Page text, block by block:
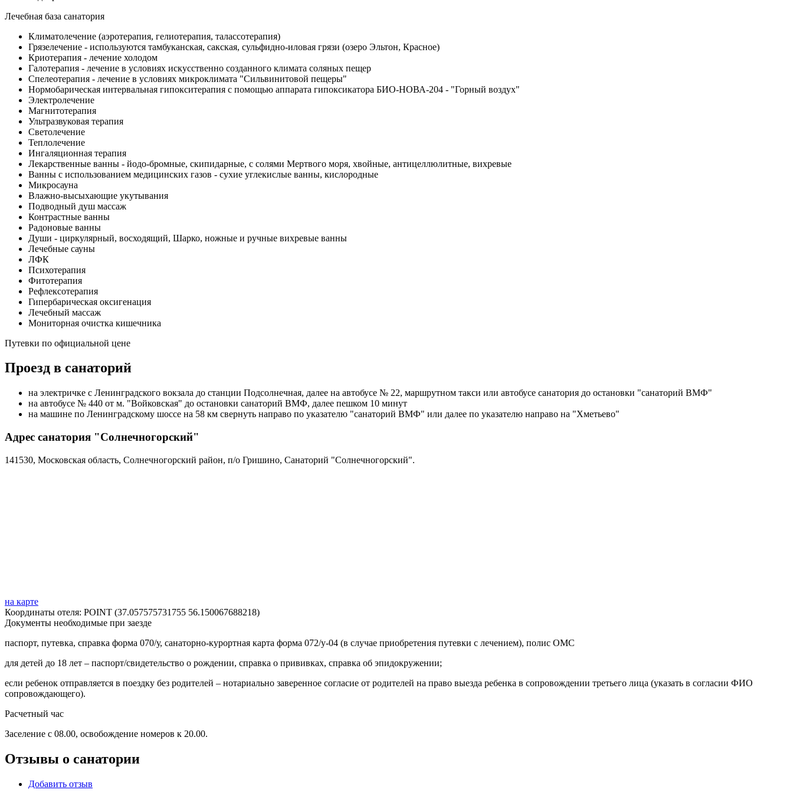
Лечебная база санатория
Климатолечение (аэротерапия, гелиотерапия, талассотерапия)
Грязелечение - используются тамбуканская, сакская, сульфидно-иловая грязи (озеро Эльтон, Красное)
Криотерапия - лечение холодом
Галотерапия - лечение в условиях искусственно созданного климата соляных пещер
Спелеотерапия - лечение в условиях микроклимата "Сильвинитовой пещеры"
Нормобарическая интервальная гипокситерапия с помощью аппарата гипоксикатора БИО-НОВА-204 - "Горный воздух"
Электролечение
Магнитотерапия
Ультразвуковая терапия
Светолечение
Теплолечение
Ингаляционная терапия
Лекарственные ванны - йодо-бромные, скипидарные, с солями Мертвого моря, хвойные, антицеллюлитные, вихревые
Ванны с использованием медицинских газов - сухие углекислые ванны, кислородные
Микросауна
Влажно-высыхающие укутывания
Подводный душ массаж
Контрастные ванны
Радоновые ванны
Души - циркулярный, восходящий, Шарко, ножные и ручные вихревые ванны
Лечебные сауны
ЛФК
Психотерапия
Фитотерапия
Рефлексотерапия
Гипербарическая оксигенация
Лечебный массаж
Мониторная очистка кишечника
Путевки по официальной цене
Проезд в санаторий
на электричке с Ленинградского вокзала до станции Подсолнечная, далее на автобусе № 22, маршрутном такси или автобусе санатория до остановки "санаторий ВМФ"
на автобусе № 440 от м. "Войковская" до остановки санаторий ВМФ, далее пешком 10 минут
на машине по Ленинградскому шоссе на 58 км свернуть направо по указателю "санаторий ВМФ" или далее по указателю направо на "Хметьево"
Адрес санатория "Солнечногорский"
141530, Московская область, Солнечногорский район, п/о Гришино, Санаторий "Солнечногорский".
на карте
Координаты отеля: POINT (37.057575731755 56.150067688218)
Документы необходимые при заезде
паспорт, путевка, справка форма 070/у, санаторно-курортная карта форма 072/у-04 (в случае приобретения путевки с лечением), полис ОМС
для детей до 18 лет – паспорт/свидетельство о рождении, справка о прививках, справка об эпидокружении;
если ребенок отправляется в поездку без родителей – нотариально заверенное согласие от родителей на право выезда ребенка в сопровождении третьего лица (указать в согласии ФИО
сопровождающего).
Расчетный час
Заселение с 08.00, освобождение номеров к 20.00.
Отзывы о санатории
Добавить отзыв